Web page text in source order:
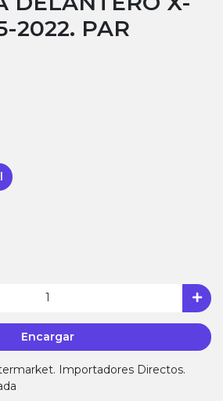
2022. PAR
Encargar
Importadores Directos.